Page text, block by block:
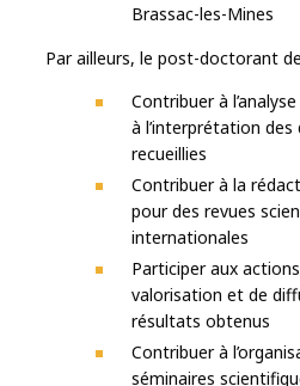
Brassac-les-Mines
Par ailleurs, le post-doctorant
Contribuer à
à l’interprétation des
recueillies
Contribuer à la
pour des revues
internationales
Participer aux
valorisation et de
résultats obtenus
Contribuer à
séminaires